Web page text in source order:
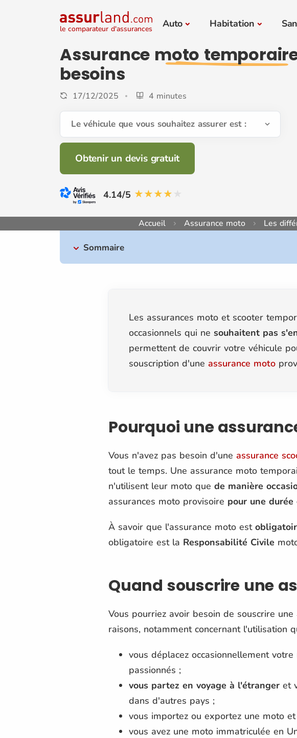
le comparateur d'assurances Auto Habitation
Assurance moto
besoins
17/12/2025 4 minutes
Le véhicule que vous souhaitez assurer est :
Obtenir un devis gratuit
4.14/5
Accueil Assurance moto Les
Sommaire
Les assurances moto et scooter
occasionnels qui ne souhaitent pas
permettent de couvrir votre véhicule
souscription d'une assurance moto
Pourquoi une
Vous n'avez pas besoin d'une assurance
tout le temps. Une assurance moto
n'utilisent leur moto que de manière
assurances moto provisoire pour une
À savoir que l'assurance moto est
obligatoire est la Responsabilité Civile
Quand souscrire une
Vous pourriez avoir besoin de souscrire
raisons, notamment concernant l'utilisation
vous déplacez occasionnellement votre
passionnés ;
vous partez en voyage à l'étranger et
dans d'autres pays ;
vous importez ou exportez une moto
vous avez une moto immatriculée en